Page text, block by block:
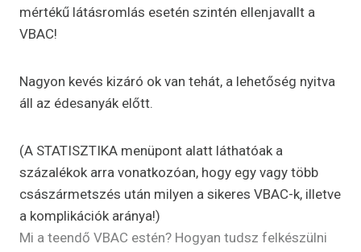
mértékű látásromlás esetén szintén ellenjavallt a
VBAC!
Nagyon kevés kizáró ok van tehát, a lehetőség nyitva
áll az édesanyák előtt.
(A STATISZTIKA menüpont alatt láthatóak a
százalékok arra vonatkozóan, hogy egy vagy több
császármetszés után milyen a sikeres VBAC-k, illetve
a komplikációk aránya!)
Mi a teendő VBAC estén? Hogyan tudsz felkészülni